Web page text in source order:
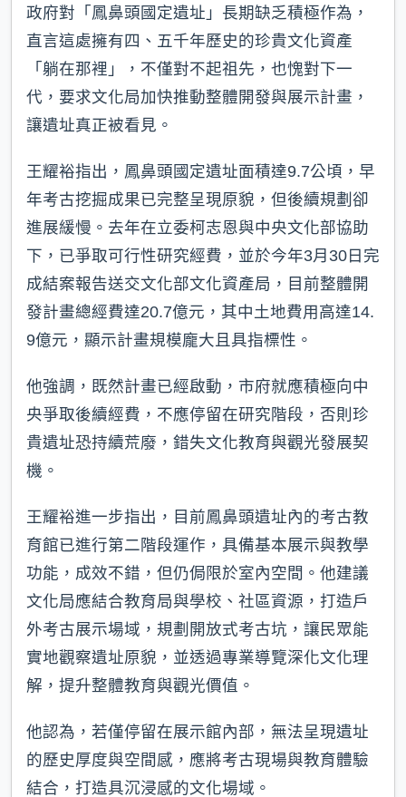
政府對「鳳鼻頭國定遺址」長期缺乏積極作為，
直言這處擁有四、五千年歷史的珍貴文化資產
「躺在那裡」，不僅對不起祖先，也愧對下一
代，要求文化局加快推動整體開發與展示計畫，
讓遺址真正被看見。
王耀裕指出，鳳鼻頭國定遺址面積達9.7公頃，早
年考古挖掘成果已完整呈現原貌，但後續規劃卻
進展緩慢。去年在立委柯志恩與中央文化部協助
下，已爭取可行性研究經費，並於今年3月30日完
成結案報告送交文化部文化資產局，目前整體開
發計畫總經費達20.7億元，其中土地費用高達14.
9億元，顯示計畫規模龐大且具指標性。
他強調，既然計畫已經啟動，市府就應積極向中
央爭取後續經費，不應停留在研究階段，否則珍
貴遺址恐持續荒廢，錯失文化教育與觀光發展契
機。
王耀裕進一步指出，目前鳳鼻頭遺址內的考古教
育館已進行第二階段運作，具備基本展示與教學
功能，成效不錯，但仍侷限於室內空間。他建議
文化局應結合教育局與學校、社區資源，打造戶
外考古展示場域，規劃開放式考古坑，讓民眾能
實地觀察遺址原貌，並透過專業導覽深化文化理
解，提升整體教育與觀光價值。
他認為，若僅停留在展示館內部，無法呈現遺址
的歷史厚度與空間感，應將考古現場與教育體驗
結合，打造具沉浸感的文化場域。